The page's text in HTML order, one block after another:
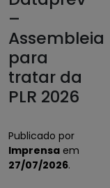
–
Assembleia
para
tratar da
PLR 2026
Publicado por
Imprensa em
27/07/2026.